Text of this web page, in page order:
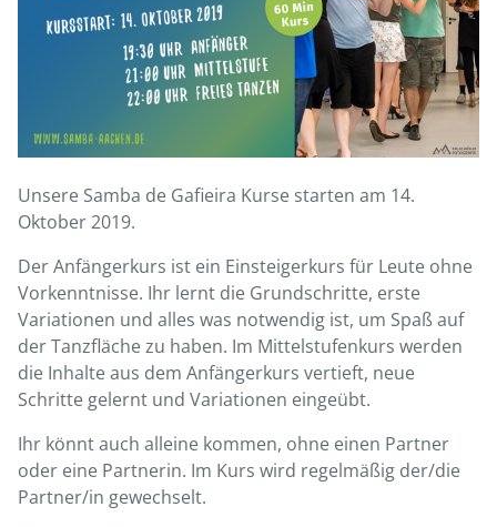
Unsere Samba de Gafieira Kurse starten am 14.
Oktober 2019.
Der Anfängerkurs ist ein Einsteigerkurs für Leute ohne
Vorkenntnisse. Ihr lernt die Grundschritte, erste
Variationen und alles was notwendig ist, um Spaß auf
der Tanzfläche zu haben. Im Mittelstufenkurs werden
die Inhalte aus dem Anfängerkurs vertieft, neue
Schritte gelernt und Variationen eingeübt.
Ihr könnt auch alleine kommen, ohne einen Partner
oder eine Partnerin. Im Kurs wird regelmäßig der/die
Partner/in gewechselt.